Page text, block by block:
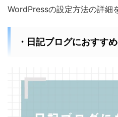
WordPressの設定方法の詳細
・日記ブログにおすす